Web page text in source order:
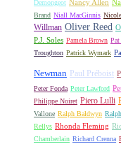
Demongeot Nancy Allen
Brand Niall MacGinnis
Willman Oliver Reed
P.J. Soles Pamela Brown
Troughton Patrick Wymark
Newman Paul Préboist
Peter Fonda Peter Lawford
Philippe Noiret Piero Lulli
Vallone Ralph Baldwyn
Rellys Rhonda Fleming
Chamberlain Richard Crenna